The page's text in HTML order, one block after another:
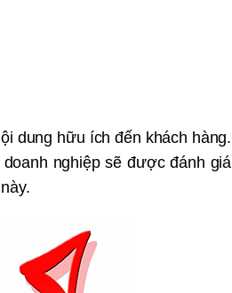
dung hữu ích đến khách hàng.
nghiệp sẽ được đánh giá